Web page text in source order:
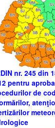
nr. 245 din
pentru
de